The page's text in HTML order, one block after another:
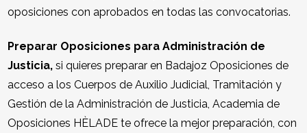
oposiciones con aprobados en todas las convocatorias.
Preparar Oposiciones para Administración de
Justicia, si quieres preparar en Badajoz Oposiciones de
acceso a los Cuerpos de Auxilio Judicial, Tramitación y
Gestión de la Administración de Justicia, Academia de
Oposiciones HÈLADE te ofrece la mejor preparación, con